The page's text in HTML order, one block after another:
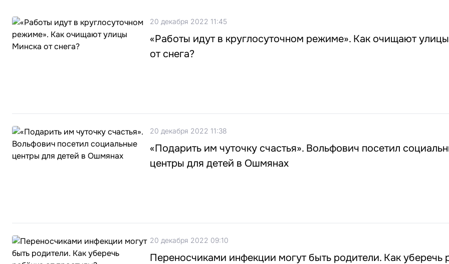
20 декабря 2022 11:45
«Работы идут в круглосуточном режиме». Как очищают
от снега?
20 декабря 2022 11:38
«Подарить им чуточку счастья». Вольфович посетил
центры для детей в Ошмянах
20 декабря 2022 09:10
Переносчиками инфекции могут быть родители. Как уберечь